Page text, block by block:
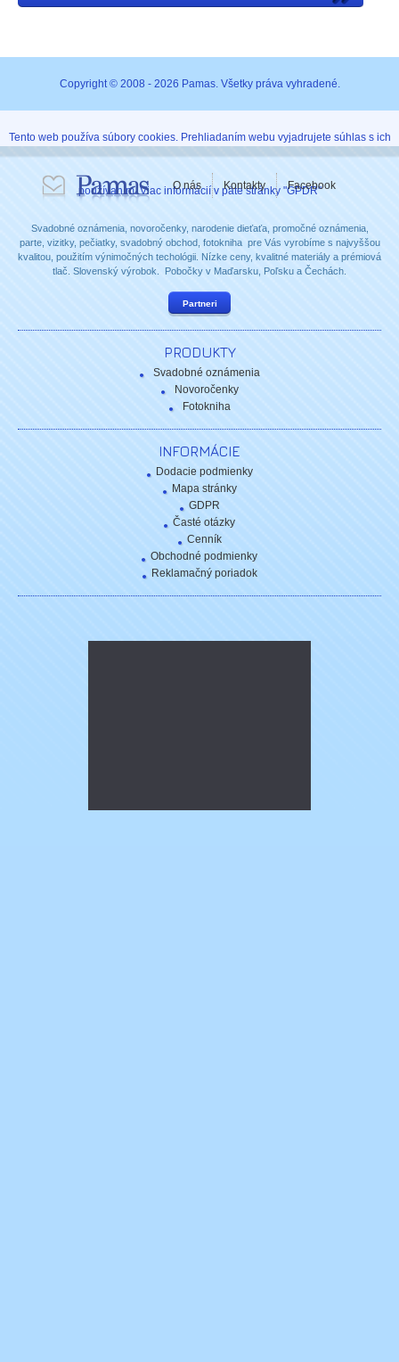
Copyright © 2008 - 2026 Pamas. Všetky práva vyhradené.
Tento web používa súbory cookies. Prehliadaním webu vyjadrujete súhlas s ich
používaním. Viac informácií v päte stránky "GPDR"
O nás Kontakty Facebook
Svadobné oznámenia, novoročenky, narodenie dieťaťa, promočné oznámenia,
parte, vizitky, pečiatky, svadobný obchod, fotokniha pre Vás vyrobíme s najvyššou
kvalitou, použitím výnimočných techológii. Nízke ceny, kvalitné materiály a prémiová
tlač. Slovenský výrobok. Pobočky v Maďarsku, Poľsku a Čechách.
Partneri
PRODUKTY
Svadobné oznámenia
Novoročenky
Fotokniha
INFORMÁCIE
Dodacie podmienky
Mapa stránky
GDPR
Časté otázky
Cenník
Obchodné podmienky
Reklamačný poriadok